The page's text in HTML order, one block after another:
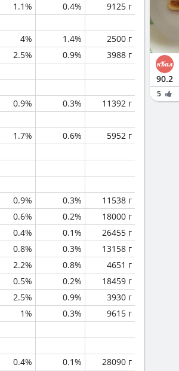
1.1% 0.4%
9125 г
4% 1.4%
2500 г
2.5% 0.9%
3988 г
0.9% 0.3%
11392 г
1.7% 0.6%
5952 г
0.9% 0.3%
11538 г
0.6% 0.2%
18000 г
0.4% 0.1%
26455 г
0.8% 0.3%
13158 г
2.2% 0.8%
4651 г
0.5% 0.2%
18459 г
2.5% 0.9%
3930 г
1% 0.3%
9615 г
0.4% 0.1%
28090 г
90.2
5